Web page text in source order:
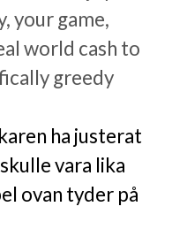
your game,
world cash to
greedy
ha justerat
vara lika
ovan tyder på